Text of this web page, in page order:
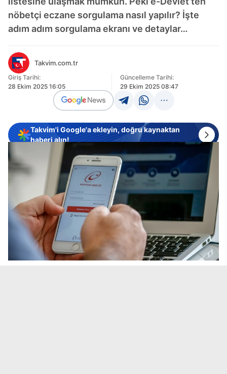
nöbetçi eczane sorgulama nasıl yapılır? İşte
adım adım sorgulama ekranı ve detaylar…
Takvim.com.tr
Giriş Tarihi:
28 Ekim 2025 16:05
Güncelleme Tarihi:
29 Ekim 2025 08:47
Takvim'i Google'a ekleyin, doğru kaynaktan
haberi alın!